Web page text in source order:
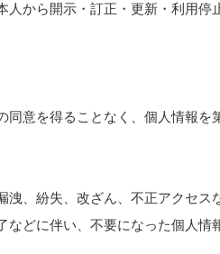
から開示・訂正・更新・利用停
意を得ることなく、個人情報を
、紛失、改ざん、不正アクセス
どに伴い、不要になった個人情